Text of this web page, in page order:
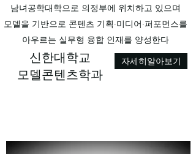
​남녀공학대학으로 의정부에 위치하고 있으며
모델을 기반으로 콘텐츠 기획·미디어·퍼포먼스를
아우르는 실무형 융합 인재를 양성한다
신한대학교
모델콘텐츠학과
자세히알아보기